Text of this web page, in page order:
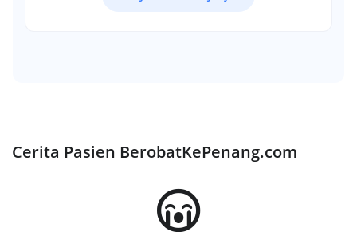
Cerita Pasien BerobatKePenang.com